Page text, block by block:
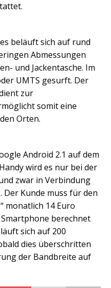
beläuft sich auf rund
Abmessungen
und Jackentasche. Im
UMTS gesurft. Der
zur
somit eine
Orten.
Android 2.1 auf dem
wird es nur bei der
zwar in Verbindung
Kunde muss für den
monatlich 14 Euro
berechnet
sich auf 200
dies überschritten
der Bandbreite auf